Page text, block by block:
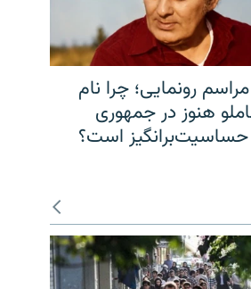
رونمایی؛ چرا نام
هنوز در جمهوری
است؟